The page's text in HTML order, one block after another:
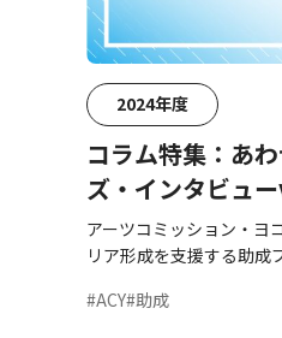
2024年度
コラム特集：あ
ズ・インタビュ
アーツコミッション・ヨ
リア形成を支援する助成
#ACY#助成